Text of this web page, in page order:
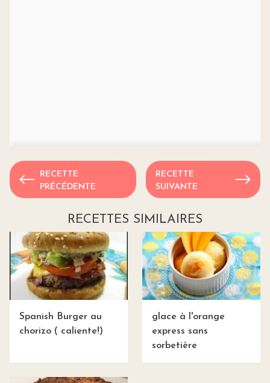
RECETTE
PRÉCÉDENTE
RECETTE
SUIVANTE
RECETTES SIMILAIRES
Spanish Burger au
chorizo ( caliente!)
glace à l'orange
express sans
sorbetière